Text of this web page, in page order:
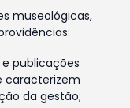
museológicas,
publicações
caracterizem
da gestão;